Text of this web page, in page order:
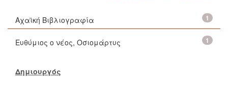
1
Αχαϊκή Βιβλιογραφία
1
Ευθύμιος ο νέος, Οσιομάρτυς
Δημιουργός